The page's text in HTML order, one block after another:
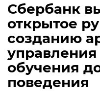
Сбербанк
открытое
созданию
обучения
поведения